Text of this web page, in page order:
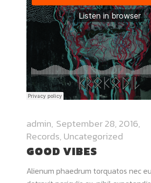
admin September 28, 2016
Records, Uncategorized
GOOD VIBES
Alienum phaedrum torquatos nec